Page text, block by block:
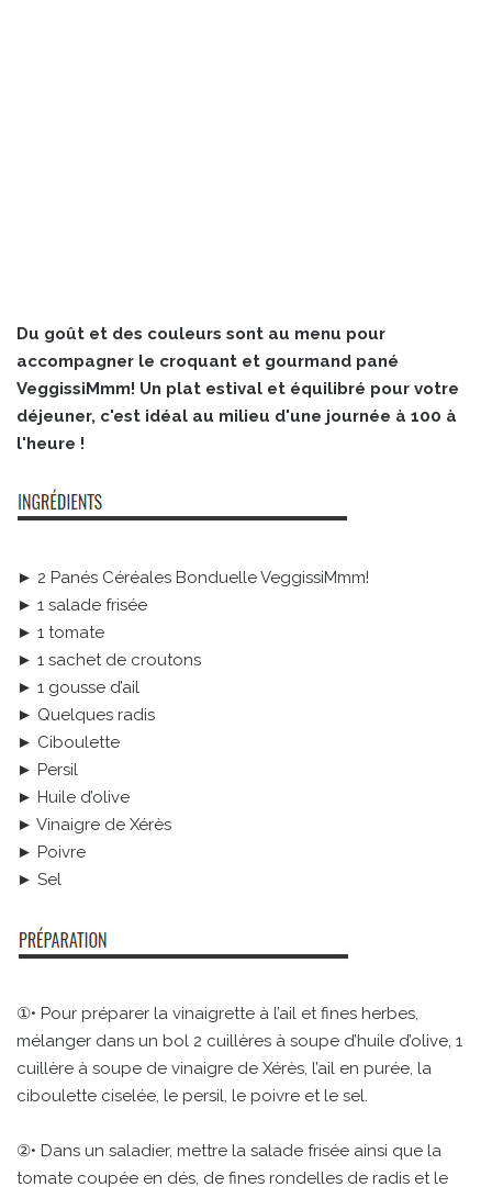
Du goût et des couleurs sont au menu pour
accompagner le croquant et gourmand pané
VeggissiMmm! Un plat estival et équilibré pour votre
déjeuner, c'est idéal au milieu d'une journée à 100 à
l'heure !
► 2 Panés Céréales Bonduelle VeggissiMmm!
► 1 salade frisée
► 1 tomate
► 1 sachet de croutons
► 1 gousse d’ail
► Quelques radis
► Ciboulette
► Persil
► Huile d’olive
► Vinaigre de Xérès
► Poivre
► Sel
①• Pour préparer la vinaigrette à l’ail et fines herbes,
mélanger dans un bol 2 cuillères à soupe d’huile d’olive, 1
cuillère à soupe de vinaigre de Xérès, l’ail en purée, la
ciboulette ciselée, le persil, le poivre et le sel.
②• Dans un saladier, mettre la salade frisée ainsi que la
tomate coupée en dés, de fines rondelles de radis et le